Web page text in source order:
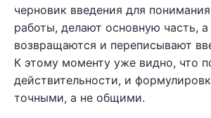
черновик введения для
работы, делают основную часть,
возвращаются и переписывают
К этому моменту уже видно, что
действительности, и
точными, а не общими.